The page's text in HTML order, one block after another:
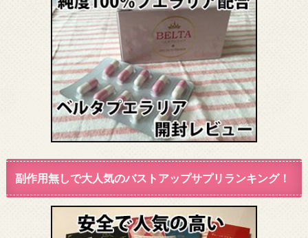
副作用無しで大人気のバストアップサプリランキング！